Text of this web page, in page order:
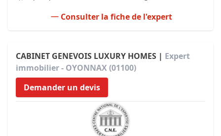
Consulter la fiche de l'expert
CABINET GENEVOIS LUXURY HOMES | Expert
immobilier - OYONNAX (01100)
Demander un devis